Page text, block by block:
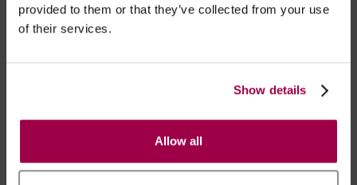
provided to them or that they’ve collected from your use
of their services.
Show details
Allow all
Possibilidade de atraso em épocas festivas.
RECOMENDAMOS